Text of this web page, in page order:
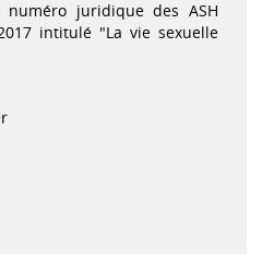
juridique des ASH
intitulé "La vie sexuelle